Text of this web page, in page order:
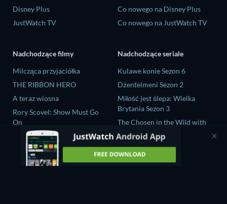
Disney Plus
JustWatch TV
Co nowego na Disney Plus
Co nowego na JustWatch TV
Nadchodzące filmy
Milcząca przyjaciółka
THE RIBBON HERO
A teraz wiosna
Rory Scovel: Show Must Go
On
Nando Between Two Worlds -
A Sintonia Film
Nadchodzące seriale
Kulawe konie Sezon 6
Dżentelmeni Sezon 2
Miłość jest ślepa: Wielka
Brytania Sezon 3
The Chosen in the Wild with
Bear Grylls Sezon 1
Mourinho Sezon 1